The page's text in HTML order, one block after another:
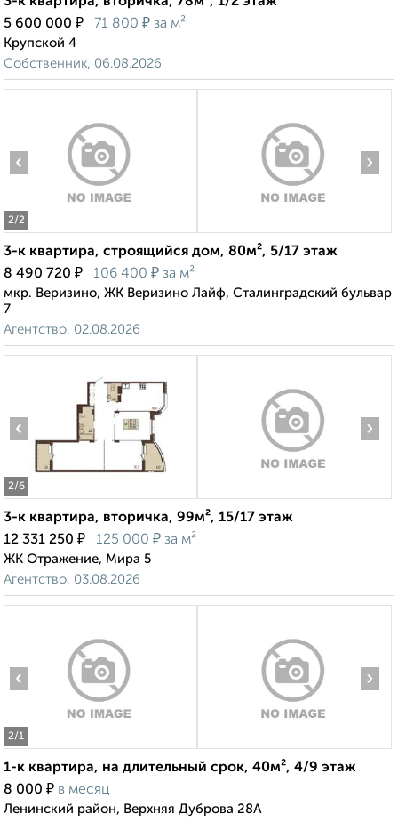
5 600 000 ₽ 71 800 ₽ за м²
Крупской 4
Собственник, 06.08.2026
2/2
‹ ›
3-к квартира, строящийся дом, 80м², 5/17 этаж
8 490 720 ₽ 106 400 ₽ за м²
мкр. Веризино, ЖК Веризино Лайф, Сталинградский бульвар
7
Агентство, 02.08.2026
2/6
‹ ›
3-к квартира, вторичка, 99м², 15/17 этаж
12 331 250 ₽ 125 000 ₽ за м²
ЖК Отражение, Мира 5
Агентство, 03.08.2026
2/1
‹ ›
1-к квартира, на длительный срок, 40м², 4/9 этаж
8 000 ₽ в месяц
Ленинский район, Верхняя Дуброва 28А